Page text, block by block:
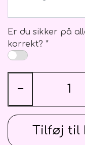
Er du sikker på
korrekt? *
−
Tilføj til